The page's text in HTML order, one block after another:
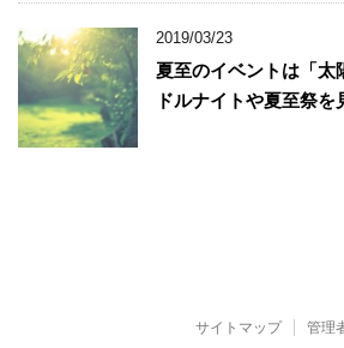
2019/03/23
夏至のイベントは「太
ドルナイトや夏至祭を
サイトマップ 管理